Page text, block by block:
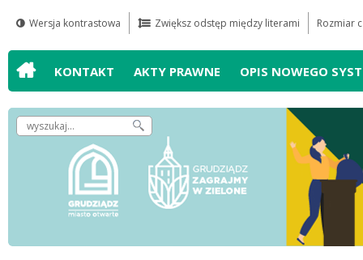
Przejdź do
głównego
menu
Przejdź do
treści
Przejdź do
wyszukiwarki
Przejdź do
mapy serwisu
Wersja kontrastowa Zwiększ odstęp między literami Rozmiar
KONTAKT AKTY PRAWNE OPIS NOWEGO
Wpisz
szukaną